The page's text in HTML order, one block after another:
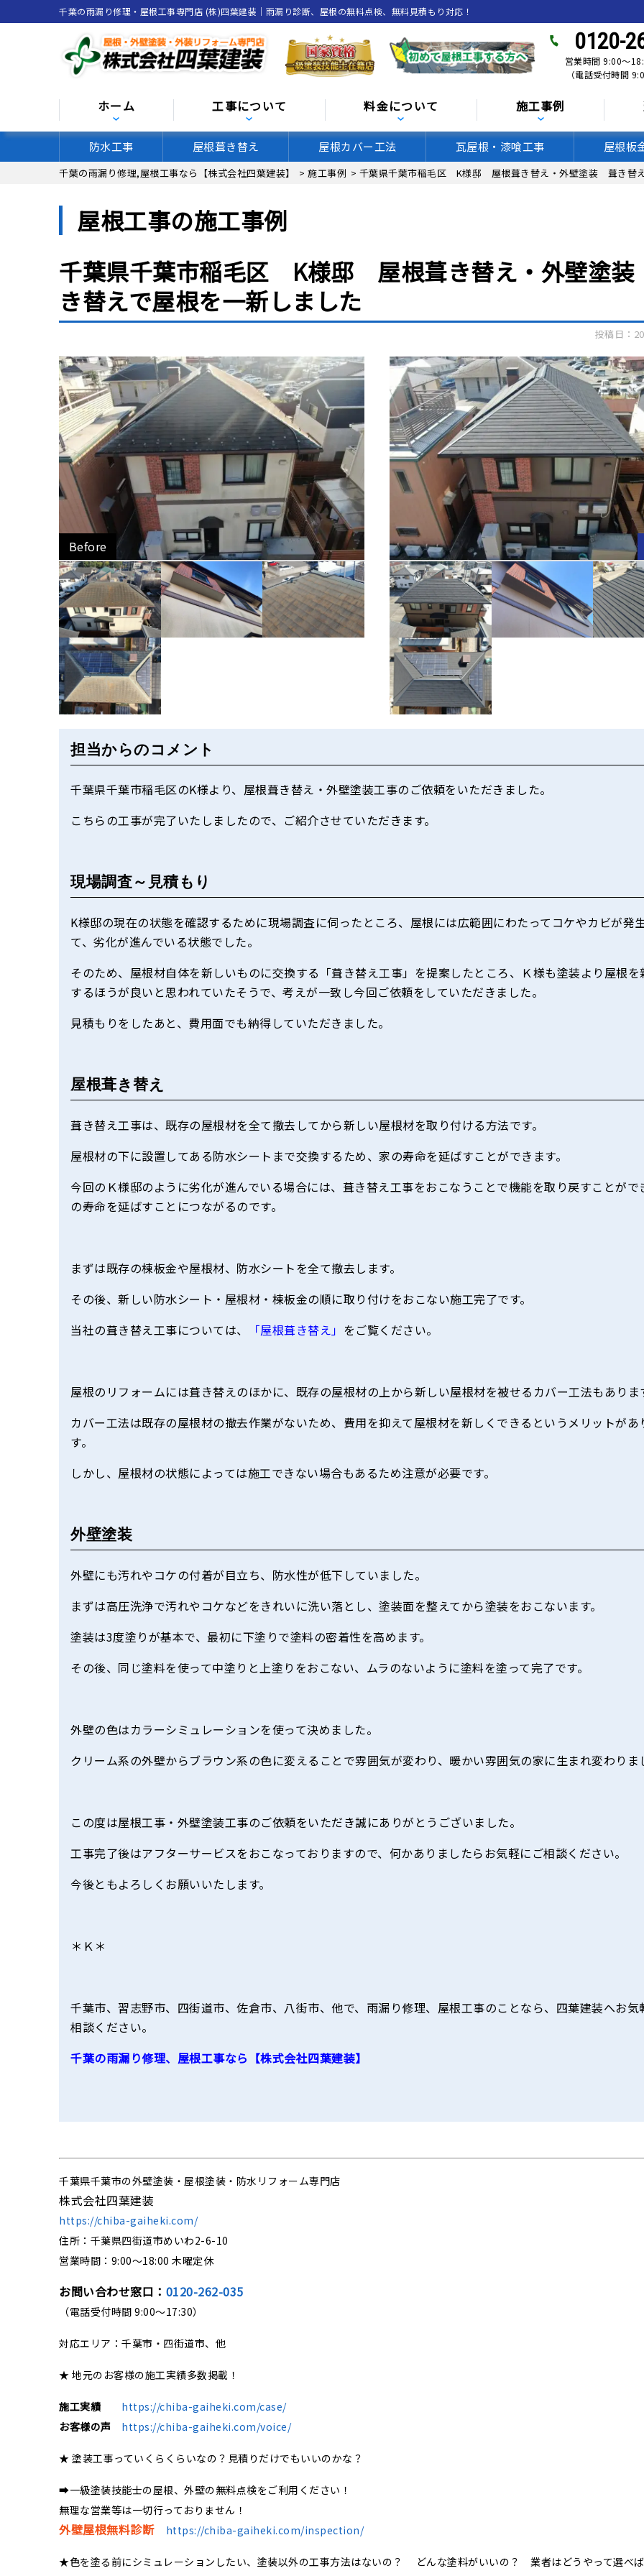
千葉の雨漏り修理・屋根工事専門店 (株)四葉建装｜雨漏り診断、屋根の無料点検、無料見積もり対応！
0120-
営業時間 9:00〜
（電話受付時間
ホーム 工事について 料金について 施工事例
防水工事 屋根葺き替え 屋根カバー工法 瓦屋根・漆喰工事 屋根板
千葉の雨漏り修理,屋根工事なら【株式会社四葉建装】 > 施工事例 > 千葉県千葉市稲毛区 K様邸 屋根葺き替え・外壁塗装 葺き替
屋根工事の施工事例
千葉県千葉市稲毛区 K様邸 屋根葺き替え・外壁塗
き替えで屋根を一新しました
投稿日：
Before
担当からのコメント
千葉県千葉市稲毛区のK様より、屋根葺き替え・外壁塗装工事のご依頼をいただきました。
こちらの工事が完了いたしましたので、ご紹介させていただきます。
現場調査～見積もり
K様邸の現在の状態を確認するために現場調査に伺ったところ、屋根には広範囲にわたってコケやカビが発
て、劣化が進んでいる状態でした。
そのため、屋根材自体を新しいものに交換する「葺き替え工事」を提案したところ、Ｋ様も塗装より屋根を
するほうが良いと思われていたそうで、考えが一致し今回ご依頼をしていただきました。
見積もりをしたあと、費用面でも納得していただきました。
屋根葺き替え
葺き替え工事は、既存の屋根材を全て撤去してから新しい屋根材を取り付ける方法です。
屋根材の下に設置してある防水シートまで交換するため、家の寿命を延ばすことができます。
今回のＫ様邸のように劣化が進んでいる場合には、葺き替え工事をおこなうことで機能を取り戻すことがで
の寿命を延ばすことにつながるのです。
まずは既存の棟板金や屋根材、防水シートを全て撤去します。
その後、新しい防水シート・屋根材・棟板金の順に取り付けをおこない施工完了です。
当社の葺き替え工事については、
「屋根葺き替え」 をご覧ください。
屋根のリフォームには葺き替えのほかに、既存の屋根材の上から新しい屋根材を被せるカバー工法もありま
カバー工法は既存の屋根材の撤去作業がないため、費用を抑えて屋根材を新しくできるというメリットがあ
す。
しかし、屋根材の状態によっては施工できない場合もあるため注意が必要です。
外壁塗装
外壁にも汚れやコケの付着が目立ち、防水性が低下していました。
まずは高圧洗浄で汚れやコケなどをきれいに洗い落とし、塗装面を整えてから塗装をおこないます。
塗装は3度塗りが基本で、最初に下塗りで塗料の密着性を高めます。
その後、同じ塗料を使って中塗りと上塗りをおこない、ムラのないように塗料を塗って完了です。
外壁の色はカラーシミュレーションを使って決めました。
クリーム系の外壁からブラウン系の色に変えることで雰囲気が変わり、暖かい雰囲気の家に生まれ変わりま
この度は屋根工事・外壁塗装工事のご依頼をいただき誠にありがとうございました。
工事完了後はアフターサービスをおこなっておりますので、何かありましたらお気軽にご相談ください。
今後ともよろしくお願いいたします。
＊Ｋ＊
千葉市、習志野市、四街道市、佐倉市、八街市、他で、雨漏り修理、屋根工事のことなら、四葉建装へお気
相談ください。
千葉の雨漏り修理、屋根工事なら【株式会社四葉建装】
千葉県千葉市の外壁塗装・屋根塗装・防水リフォーム専門店
株式会社四葉建装
https://chiba-gaiheki.com/
住所：千葉県四街道市めいわ2-6-10
営業時間：9:00〜18:00 木曜定休
お問い合わせ窓口： 0120-262-035
（電話受付時間 9:00〜17:30）
対応エリア：千葉市・四街道市、他
★ 地元のお客様の施工実績多数掲載！
施工実績
https://chiba-gaiheki.com/case/
お客様の声
https://chiba-gaiheki.com/voice/
★ 塗装工事っていくらくらいなの？見積りだけでもいいのかな？
➡一級塗装技能士の屋根、外壁の無料点検をご利用ください！
無理な営業等は一切行っておりません！
外壁屋根無料診断 https://chiba-gaiheki.com/inspection/
★色を塗る前にシミュレーションしたい、塗装以外の工事方法はないの？ どんな塗料がいいの？ 業者はどうやって選べ